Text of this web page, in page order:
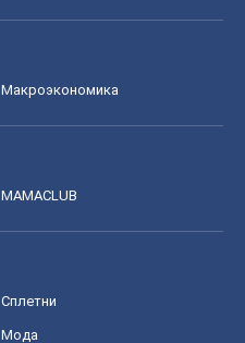
Mакроэкономика
MAMACLUB
Сплетни
Мода